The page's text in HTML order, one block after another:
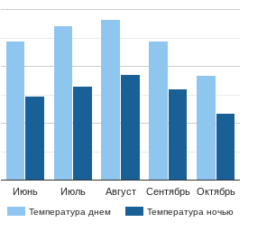
Температура днем Температура ночью
Июнь Июль Август Сентябрь Октябрь